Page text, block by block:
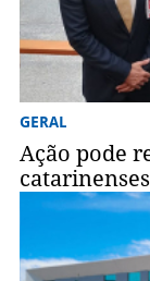
GERAL
Ação pode
catarinenses